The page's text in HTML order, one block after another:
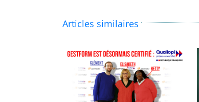
Articles similaires